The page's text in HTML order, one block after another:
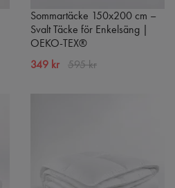
Sommartäcke 150x200 cm –
Svalt Täcke för Enkelsäng |
OEKO-TEX®
349 kr 595 kr